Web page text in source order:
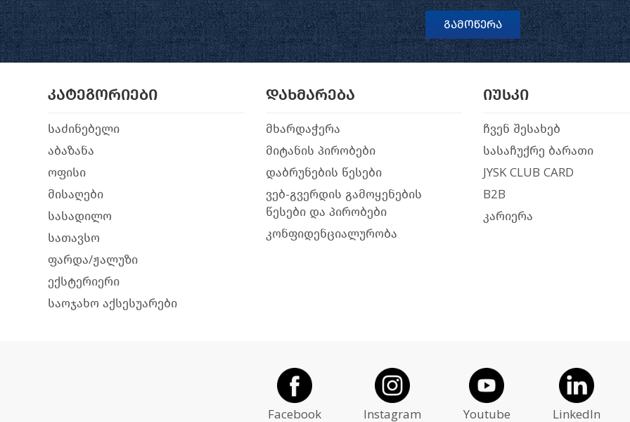
გამოწერა
კატეგორიები
საძინებელი
აბაზანა
ოფისი
მისაღები
სასადილო
სათავსო
ფარდა/ჟალუზი
ექსტერიერი
საოჯახო აქსესუარები
დახმარება
მხარდაჭერა
მიტანის პირობები
დაბრუნების წესები
ვებ-გვერდის გამოყენების
წესები და პირობები
კონფიდენციალურობა
იუსკი
ჩვენ შესახებ
სასაჩუქრე ბარათი
JYSK CLUB CARD
B2B
კარიერა
Facebook Instagram Youtube LinkedIn